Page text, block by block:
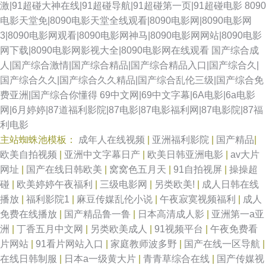
激|91超碰大神在线|91超碰导航|91超碰第一页|91超碰电影 8090
电影天堂免|8090电影天堂全线观看|8090电影网|8090电影网
3|8090电影网观看|8090电影网神马|8090电影网网站|8090电影
网下载|8090电影网影视大全|8090电影网在线观看 国产综合成
人|国产综合激情|国产综合精品|国产综合精品入口|国产综合久|
国产综合久久|国产综合久久精品|国产综合乱伦三级|国产综合免
费亚洲|国产综合你懂得 69中文网|69中文字幕|6A电影|6a电影
网|6月婷婷|87道福利影院|87电影|87电影福利网|87电影院|87福
利电影
主站蜘蛛池模板：
成年人在线视频 亚洲福利影院 国产精品
欧美自拍视频
亚洲中文字幕日产 欧美日韩亚洲电影
av大片
网址
国产在线日韩欧美 窝窝色五月天 91自拍视屏
操操超
碰
欧美婷婷午夜福利 三级电影网 另类欧美!
成人日韩在线
播放
福利影院1 麻豆传媒乱伦小说 午夜寂寞视频福利
成人
免费在线播放
国产精品鲁一鲁 日本高清成人影
亚洲第一a亚
洲
丁香五月中文网 另类欧美成人 91视频平台
午夜免费看
片网站
91看片网站入口 家庭教师波多野 国产在线一区导航
在线日韩制服
日本a一级黄大片 青青草综合在线
国产传媒视